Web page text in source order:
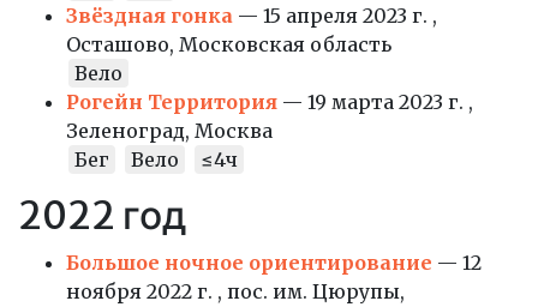
Звёздная гонка — 15 апреля 2023 г. ,
Осташово, Московская область
Вело
Рогейн Территория — 19 марта 2023 г. ,
Зеленоград, Москва
Бег
Вело ≤4ч
2022 год
Большое ночное ориентирование — 12
ноября 2022 г. , пос. им. Цюрупы,